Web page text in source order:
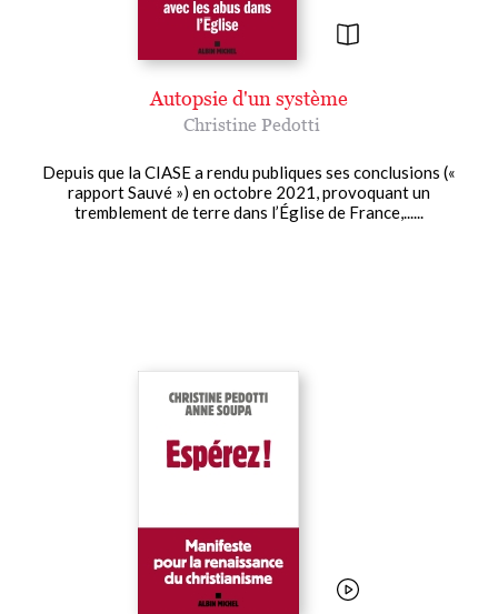
Autopsie d'un système
Christine Pedotti
Depuis que la CIASE a rendu publiques ses conclusions («
rapport Sauvé ») en octobre 2021, provoquant un
tremblement de terre dans l’Église de France,......